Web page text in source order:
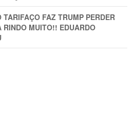
TARIFAÇO FAZ TRUMP PERDER
MUITO!! EDUARDO